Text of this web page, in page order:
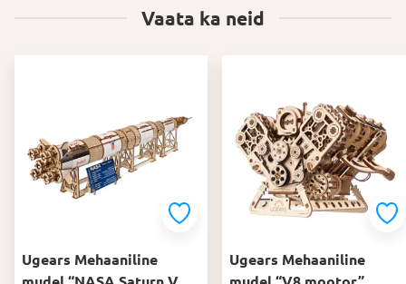
Vaata ka neid
Ugears Mehaaniline
Ugears Mehaaniline